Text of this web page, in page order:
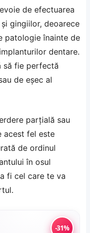
de efectuarea
gingiilor, deoarece
patologie înainte de
dentare.
să fie perfectă
de eșec al
parțială sau
acest fel este
de ordinul
în osul
fi cel care te va
-31%